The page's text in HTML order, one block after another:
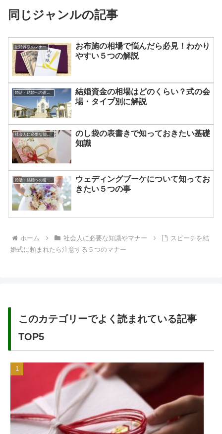
同じジャンルの記事
冠婚葬祭のマナー
お布施の相場で悩んだら必見！わかり
やすい５つの解説
婚活・結婚への道のり
結婚資金の相場はどのくらい？式の会
場・タイプ別に解説
社会人に必要な知識やマナー
のし袋の表書きで知っておきたい基礎
知識
婚活・結婚への道のり
ウェディングブーケについて知ってお
きたい５つの事
ホーム 社会人に必要な知識やマナー
スピーチを結
婚式に頼まれたら注意する５つのマナー
このカテゴリーでよく読まれている記事
TOP5